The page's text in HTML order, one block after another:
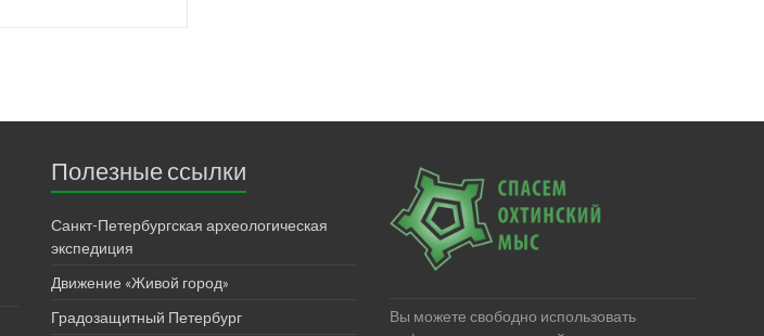
Полезные ссылки
Санкт-Петербургская археологическая
экспедиция
Движение «Живой город»
Градозащитный Петербург
Вы можете свободно использовать